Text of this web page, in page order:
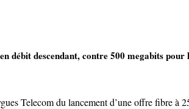
débit descendant, contre 500 megabits
Telecom du lancement d’une offre fibre